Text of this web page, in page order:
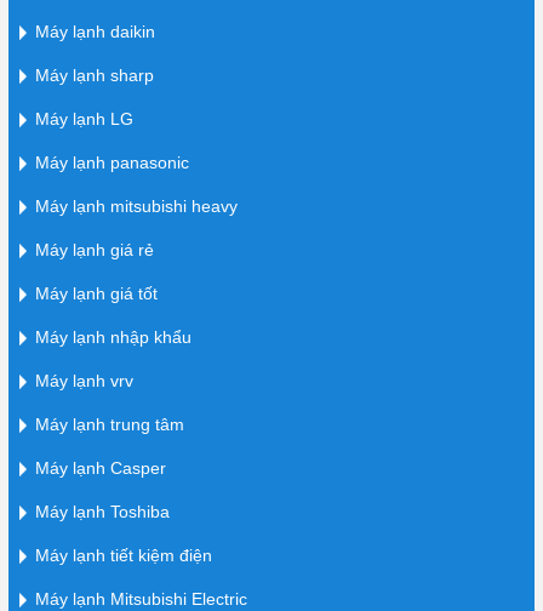
Máy lạnh daikin
Máy lạnh sharp
Máy lạnh LG
Máy lạnh panasonic
Máy lạnh mitsubishi heavy
Máy lạnh giá rẻ
Máy lạnh giá tốt
Máy lạnh nhập khẩu
Máy lạnh vrv
Máy lạnh trung tâm
Máy lạnh Casper
Máy lạnh Toshiba
Máy lạnh tiết kiệm điện
Máy lạnh Mitsubishi Electric